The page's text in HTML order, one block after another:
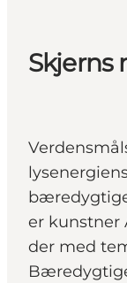
Skjerns
er kunstner
der med